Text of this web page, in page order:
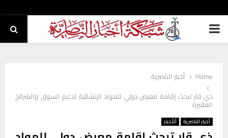
PRIMARY
Home
أخبار الناصرية
ذي قار تبحث إقامة معرض دولي للمواد الإنشائية لدعم السوق والشرائح
الفقيرة
أخبار الناصرية ألأخبار